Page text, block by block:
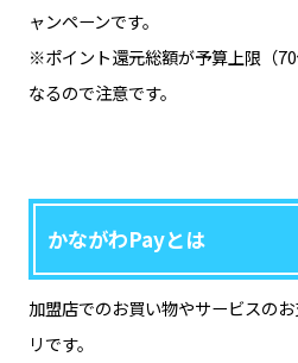
ャンペーンです。
※ポイント還元総額が予算上限（
なるので注意です。
かながわPayとは
加盟店でのお買い物やサービスの
リです。